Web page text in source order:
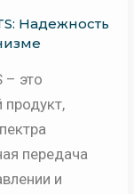
Надежность
– это
передача
и